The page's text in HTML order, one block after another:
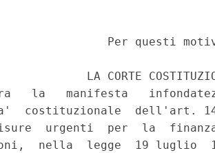
Per questi
LA CORTE
la   manifesta
costituzionale  dell'art. 14
urgenti  per  la
nella  legge  19 luglio